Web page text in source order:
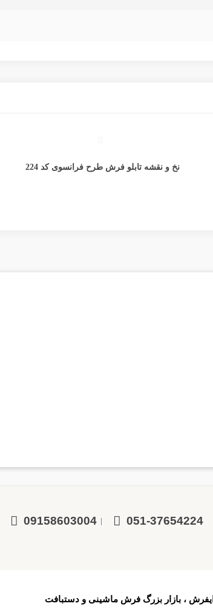
نخ و نقشه تابلو فرش طرح فرانسوی کد 224
051-37654224
|
09158603004
ایفرش ، بازار بزرگ فرش ماشینی و دستبافت